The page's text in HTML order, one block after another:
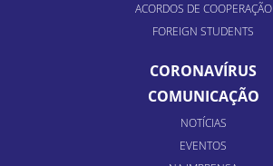
ACORDOS DE COOPERAÇÃO
FOREIGN STUDENTS
CORONAVÍRUS
COMUNICAÇÃO
NOTÍCIAS
EVENTOS